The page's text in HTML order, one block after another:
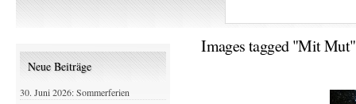
Images tagged "Mit Mut"
Neue Beiträge
30. Juni 2026: Sommerferien